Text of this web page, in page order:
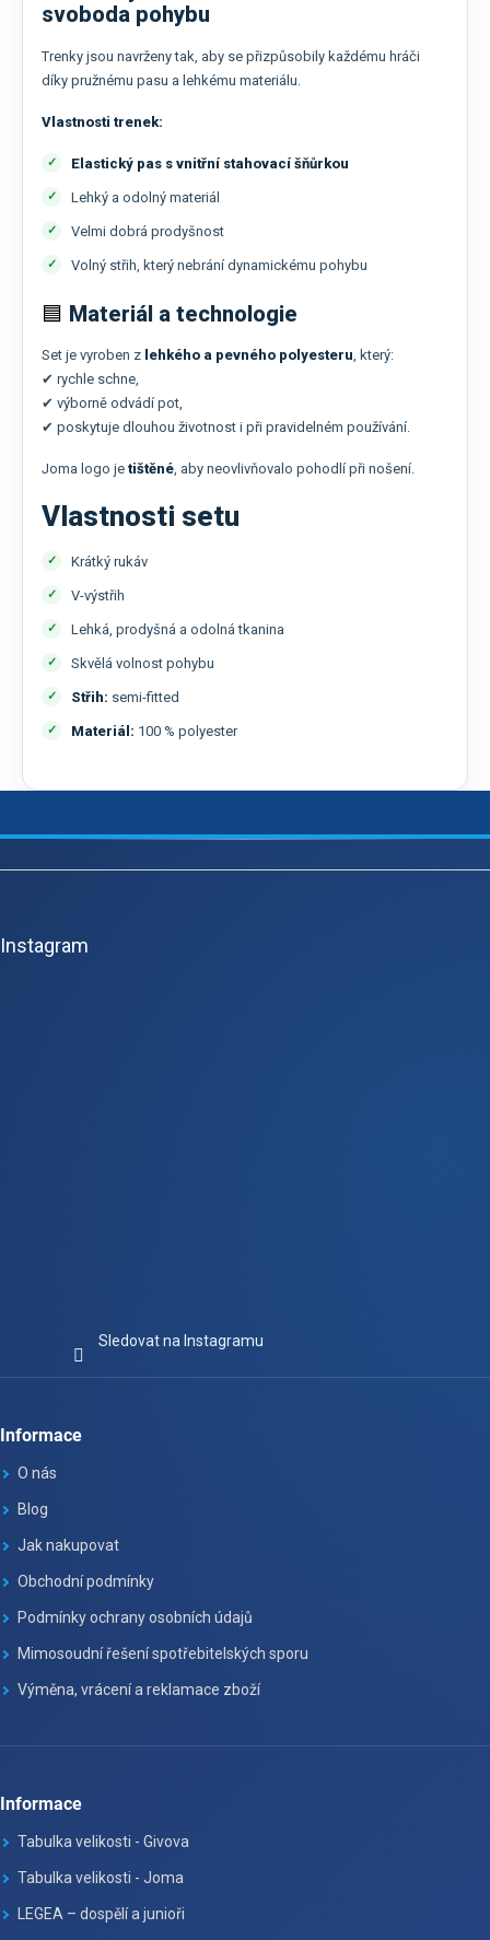
svoboda pohybu
Trenky jsou navrženy tak, aby se přizpůsobily každému hráči
díky pružnému pasu a lehkému materiálu.
Vlastnosti trenek:
Elastický pas s vnitřní stahovací šňůrkou
Lehký a odolný materiál
Velmi dobrá prodyšnost
Volný střih, který nebrání dynamickému pohybu
🟦 Materiál a technologie
Set je vyroben z lehkého a pevného polyesteru, který:
✔ rychle schne,
✔ výborně odvádí pot,
✔ poskytuje dlouhou životnost i při pravidelném používání.
Joma logo je tištěné, aby neovlivňovalo pohodlí při nošení.
Vlastnosti setu
Krátký rukáv
V-výstřih
Lehká, prodyšná a odolná tkanina
Skvělá volnost pohybu
Střih: semi-fitted
Materiál: 100 % polyester
Z
Instagram
Sledovat na Instagramu
Informace
O nás
Blog
Jak nakupovat
Obchodní podmínky
Podmínky ochrany osobních údajů
Mimosoudní řešení spotřebitelských sporu
Výměna, vrácení a reklamace zboží
Informace
Tabulka velikosti - Givova
Tabulka velikosti - Joma
LEGEA – dospělí a junioři